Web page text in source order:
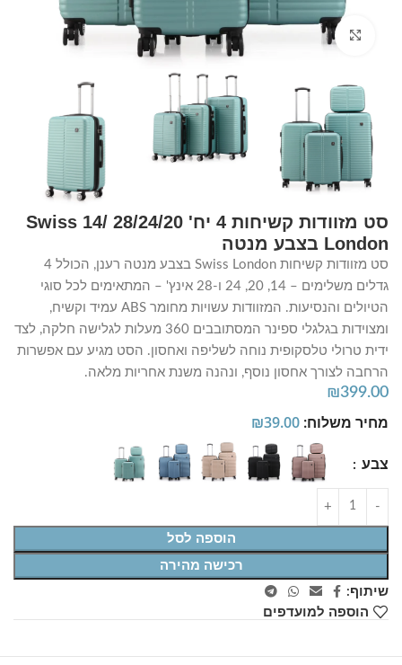
Click to enlarge
סט מזוודות קשיחות 4 יח' 28/24/20 /14 Swiss
London בצבע מנטה
סט מזוודות קשיחות Swiss London בצבע מנטה רענן, הכולל 4
גדלים משלימים – 14, 20, 24 ו-28 אינץ' – המתאימים לכל סוגי
הטיולים והנסיעות. המזוודות עשויות מחומר ABS עמיד וקשיח,
ומצוידות בגלגלי ספינר המסתובבים 360 מעלות לגלישה חלקה, לצד
ידית טרולי טלסקופית נוחה לשליפה ואחסון. הסט מגיע עם אפשרות
הרחבה לצורך אחסון נוסף, ונהנה משנת אחריות מלאה.
₪399.00
מחיר משלוח: ₪39.00
צבע
הוספה לסל
רכישה מהירה
שיתוף:
הוספה למועדפים